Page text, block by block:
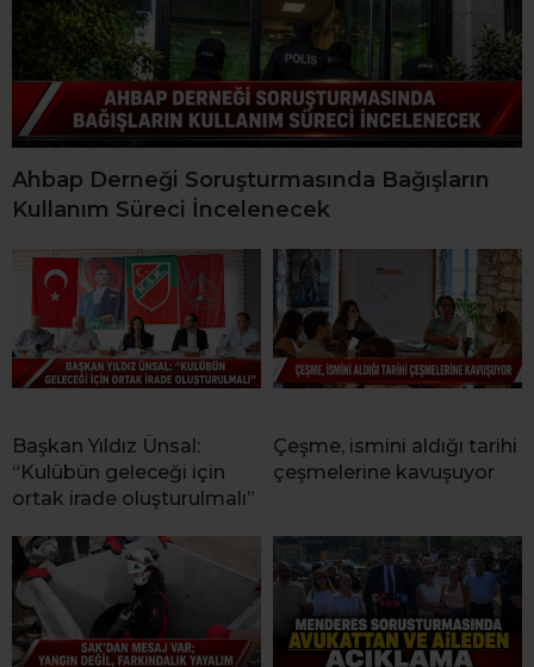
Ahbap Derneği Soruşturmasında Bağışların
Kullanım Süreci İncelenecek
Başkan Yıldız Ünsal:
“Kulübün geleceği için
ortak irade oluşturulmalı”
Çeşme, ismini aldığı tarihi
çeşmelerine kavuşuyor